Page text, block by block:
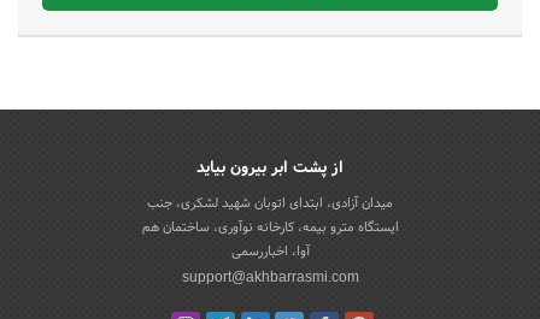
از پشت ابر بیرون بیاید
میدان آزادی، ابتدای اتوبان شهید لشکری، جنب
ایستگاه مترو بیمه، کارخانه نوآوری، ساختمان هم
آوا، اخباررسمی
support@akhbarrasmi.com